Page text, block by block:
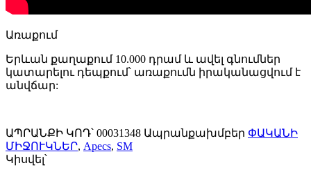
Առաքում
Երևան քաղաքում 10.000 դրամ և ավել գնումներ
կատարելու դեպքում՝ առաքումն իրականացվում է
անվճար:
ԱՊՐԱՆՔԻ ԿՈԴ՝ 00031348 Ապրանքախմբեր ՓԱԿԱՆԻ
ՄԻՋՈՒԿՆԵՐ, Apecs, SM
Կիսվել՝